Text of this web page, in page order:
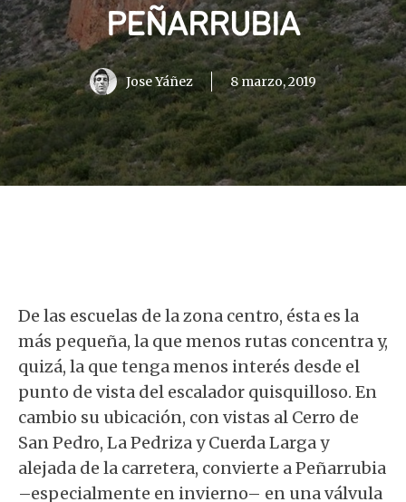
PEÑARRUBIA
Jose Yáñez 8 marzo, 2019
De las escuelas de la zona centro, ésta es la
más pequeña, la que menos rutas concentra y,
quizá, la que tenga menos interés desde el
punto de vista del escalador quisquilloso. En
cambio su ubicación, con vistas al Cerro de
San Pedro, La Pedriza y Cuerda Larga y
alejada de la carretera, convierte a Peñarrubia
–especialmente en invierno– en una válvula